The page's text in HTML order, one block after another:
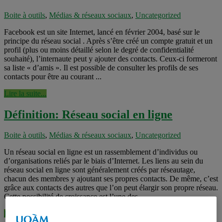
Boite à outils, Médias & réseaux sociaux, Uncategorized
Facebook est un site Internet, lancé en février 2004, basé sur le
principe du réseau social . Après s’être créé un compte gratuit et un
profil (plus ou moins détaillé selon le degré de confidentialité
souhaité), l’internaute peut y ajouter des contacts. Ceux-ci formeront
sa liste « d’amis ». Il est possible de consulter les profils de ses
contacts pour être au courant ...
Lire la suite...
Définition: Réseau social en ligne
Boite à outils, Médias & réseaux sociaux, Uncategorized
Un réseau social en ligne est un rassemblement d’individus ou
d’organisations reliés par le biais d’Internet. Les liens au sein du
réseau social en ligne sont généralement créés par réseautage,
chacun des membres y ajoutant ses propres contacts. De même, c’est
grâce aux contacts des autres que l’on peut élargir son propre réseau.
Cette possibilité de croissance est l’une des ...
Lire la suite...